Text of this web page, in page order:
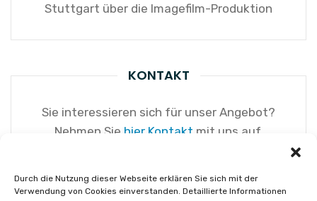
Durch die Nutzung dieser Webseite erklären Sie sich mit der
Verwendung von Cookies einverstanden. Detaillierte Informationen
Stuttgart über die Imagefilm-Produktion
KONTAKT
Sie interessieren sich für unser Angebot?
Nehmen Sie hier Kontakt mit uns auf.